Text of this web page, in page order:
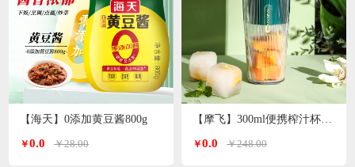
【海天】0添加黄豆酱800g
￥0.0 ￥28.00 ￥0.0 ￥248.00